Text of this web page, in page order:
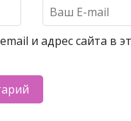
и адрес сайта в